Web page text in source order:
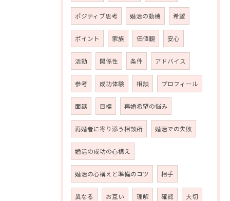
ポジティブ思考 婚活の動機 希望
ポイント 家族 価値観 安心
活動 関係性 条件 アドバイス
参考 成功体験 相談 プロフィール
面談 目標 再婚希望の悩み
再婚者に寄り添う相談所 婚活での失敗
婚活の成功の心構え
婚活の心構えと準備のコツ 相手
異なる お互い 理解 確認 大切